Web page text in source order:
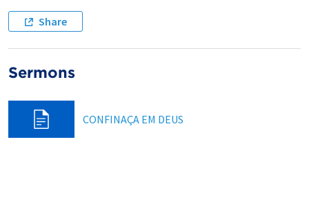
Share
Sermons
CONFINAÇA EM DEUS